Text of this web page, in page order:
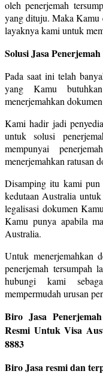
oleh penerjemah
yang dituju. Maka Kamu
layaknya kami untuk
Solusi Jasa
Pada saat ini telah
yang Kamu
menerjemahkan
Kami hadir jadi
untuk solusi
mempunyai
menerjemahkan ratusan
Disamping itu kami pun
kedutaan Australia
legalisasi dokumen
Kamu punya apabila
Australia.
Untuk menerjemahkan
penerjemah tersumpah
hubungi kami
mempermudah urusan
Biro Jasa
Resmi Untuk Visa
8883
Biro Jasa resmi dan